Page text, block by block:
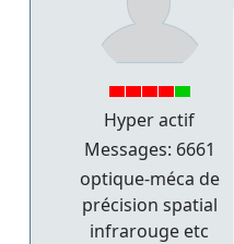
Hyper actif
Messages: 6661
optique-méca de
précision spatial
infrarouge etc